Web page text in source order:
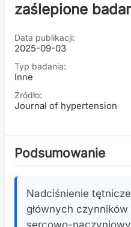
zaślepione
Data publikacji:
2025-09-03
Typ badania:
Inne
Źródło:
Journal of hypertension
Podsumowanie
Nadciśnienie
głównych
sercowo-